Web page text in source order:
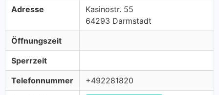
Adresse
Kasinostr. 55
64293 Darmstadt
Öffnungszeit
Sperrzeit
Telefonnummer +492281820